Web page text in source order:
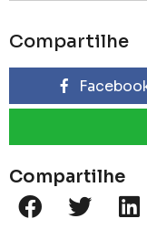
Compartilhe
Compartilhe